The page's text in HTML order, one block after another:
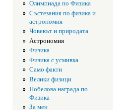
Олимпиада по Физика
Състезания по физика и
астрономия
Човекът и природата
Астрономия
Физика
Физика с усмивка
Само факти
Велики физици
Нобелова награда по
Физика
За мен